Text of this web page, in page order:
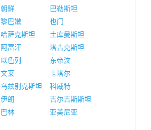
朝鲜
巴勒斯坦
黎巴嫩
也门
哈萨克斯坦
土库曼斯坦
阿富汗
塔吉克斯坦
以色列
东帝汶
文莱
卡塔尔
乌兹别克斯坦
科威特
伊朗
吉尔吉斯斯坦
巴林 亚美尼亚